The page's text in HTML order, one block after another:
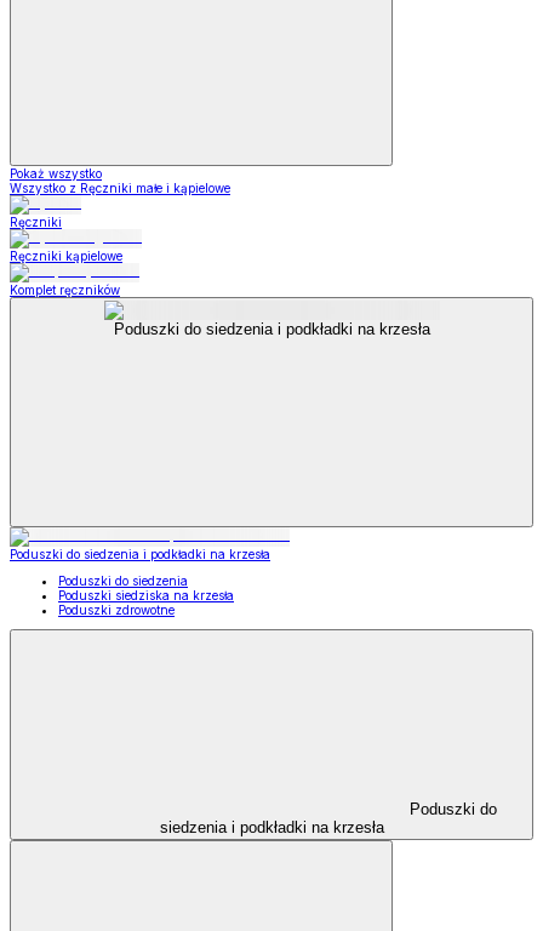
Pokaż wszystko
Wszystko z Ręczniki małe i kąpielowe
Ręczniki
Ręczniki kąpielowe
Komplet ręczników
Poduszki do siedzenia i podkładki na krzesła
Poduszki do siedzenia i podkładki na krzesła
Poduszki do siedzenia
Poduszki siedziska na krzesła
Poduszki zdrowotne
Poduszki do
siedzenia i podkładki na krzesła